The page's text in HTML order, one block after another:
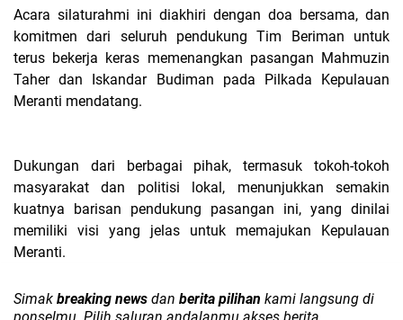
Acara silaturahmi ini diakhiri dengan doa bersama, dan
komitmen dari seluruh pendukung Tim Beriman untuk
terus bekerja keras memenangkan pasangan Mahmuzin
Taher dan Iskandar Budiman pada Pilkada Kepulauan
Meranti mendatang.
Dukungan dari berbagai pihak, termasuk tokoh-tokoh
masyarakat dan politisi lokal, menunjukkan semakin
kuatnya barisan pendukung pasangan ini, yang dinilai
memiliki visi yang jelas untuk memajukan Kepulauan
Meranti.
Simak breaking news dan berita pilihan kami langsung di